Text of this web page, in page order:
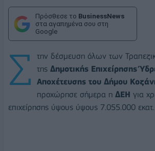
Πρόσθεσε το BusinessNews
στα αγαπημένα σου στη
Google
Σ
την δέσμευση όλων των
της Δημοτικής Επιχείρησης
Αποχέτευσης του Δήμου
προχώρησε σήμερα η ΔΕΗ για
επιχείρησης ύψους ύψους 7.055.000